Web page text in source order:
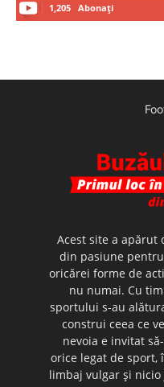
1,205 Abonați
Acest site a apărut
din pasiune
oricărei forme de
nu numai. Cu
sportului s-au
construi ceea ce
nevoia e invitat
orice legat de sport,
limbaj vulgar şi